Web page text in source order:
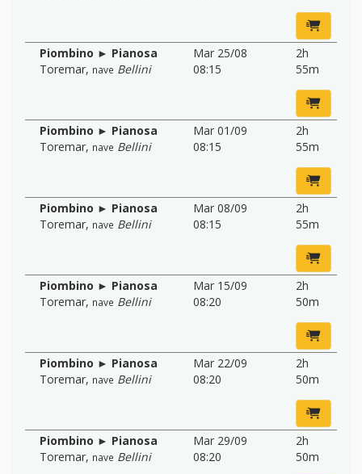
Piombino ► Pianosa
Toremar, nave Bellini
Mar 25/08
08:15
2h
55m
Piombino ► Pianosa
Toremar, nave Bellini
Mar 01/09
08:15
2h
55m
Piombino ► Pianosa
Toremar, nave Bellini
Mar 08/09
08:15
2h
55m
Piombino ► Pianosa
Toremar, nave Bellini
Mar 15/09
08:20
2h
50m
Piombino ► Pianosa
Toremar, nave Bellini
Mar 22/09
08:20
2h
50m
Piombino ► Pianosa
Toremar, nave Bellini
Mar 29/09
08:20
2h
50m